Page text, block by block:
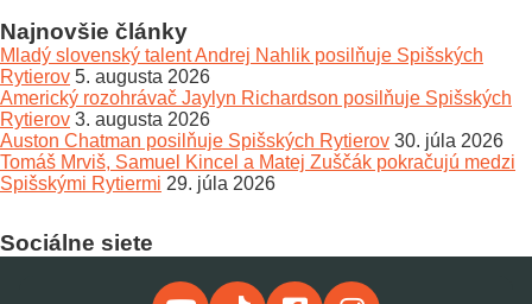
Najnovšie články
Mladý slovenský talent Andrej Nahlik posilňuje Spišských
Rytierov 5. augusta 2026
Americký rozohrávač Jaylyn Richardson posilňuje Spišských
Rytierov 3. augusta 2026
Auston Chatman posilňuje Spišských Rytierov 30. júla 2026
Tomáš Mrviš, Samuel Kincel a Matej Zuščák pokračujú medzi
Spišskými Rytiermi 29. júla 2026
Sociálne siete